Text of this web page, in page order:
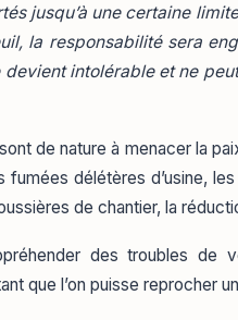
jusqu’à une certaine
la responsabilité sera
devient intolérable et ne
de nature à menacer la
fumées délétères d’usine,
de chantier, la
des troubles de
que l’on puisse reprocher